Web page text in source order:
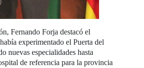
Fernando Forja destacó el
experimentado el Puerta del
nuevas especialidades hasta
de referencia para la provincia